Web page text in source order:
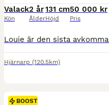
Valack
Kön
2 år
Ålder
131 cm
Höjd
50 000 kr
Pris
Hjärnarp (120.5km)
BOOST